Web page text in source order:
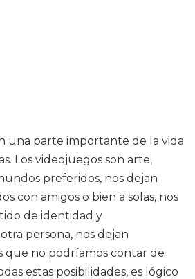
una parte importante de la vida
Los videojuegos son arte,
preferidos, nos dejan
con amigos o bien a solas, nos
de identidad y
persona, nos dejan
que no podríamos contar de
estas posibilidades, es lógico